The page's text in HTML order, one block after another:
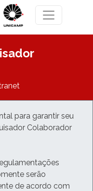
para garantir seu
Colaborador
serão
de acordo com